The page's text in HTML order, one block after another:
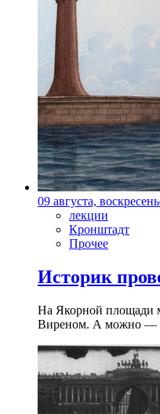
09 августа,
лекции
Кронштадт
Прочее
Историк
На Якорной площади
Виреном. А можно —